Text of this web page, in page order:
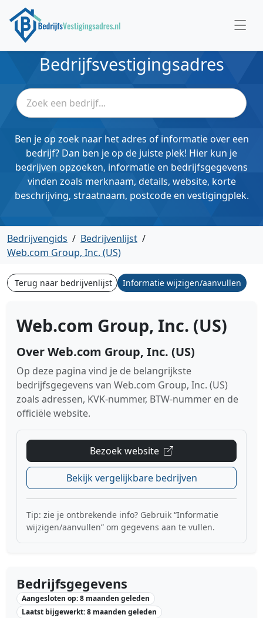
Bedrijfsvestigingsadres
Ben je op zoek naar het adres of informatie over een
bedrijf? Dan ben je op de juiste plek! Hier kun je
bedrijven opzoeken, informatie en bedrijfsgegevens
vinden zoals merknaam, details, website, korte
beschrijving, straatnaam, postcode en vestigingplek.
Bedrijvengids / Bedrijvenlijst /
Web.com Group, Inc. (US)
Terug naar bedrijvenlijst Informatie wijzigen/aanvullen
Web.com Group, Inc. (US)
Over Web.com Group, Inc. (US)
Op deze pagina vind je de belangrijkste
bedrijfsgegevens van Web.com Group, Inc. (US)
zoals adressen, KVK-nummer, BTW-nummer en de
officiële website.
Bezoek website
Bekijk vergelijkbare bedrijven
Tip: zie je ontbrekende info? Gebruik “Informatie
wijzigen/aanvullen” om gegevens aan te vullen.
Bedrijfsgegevens
Aangesloten op: 8 maanden geleden
Laatst bijgewerkt: 8 maanden geleden